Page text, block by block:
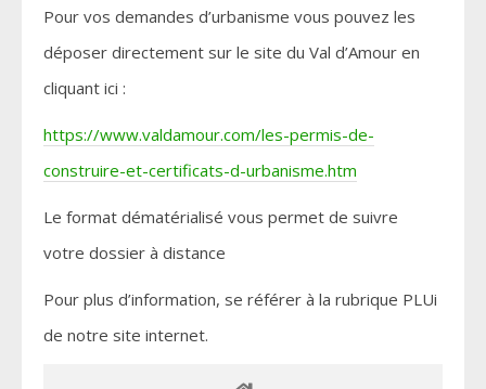
Pour vos demandes d’urbanisme vous pouvez les
déposer directement sur le site du Val d’Amour en
cliquant ici :
https://www.valdamour.com/les-permis-de-
construire-et-certificats-d-urbanisme.htm
Le format dématérialisé vous permet de suivre
votre dossier à distance
Pour plus d’information, se référer à la rubrique PLUi
de notre site internet.